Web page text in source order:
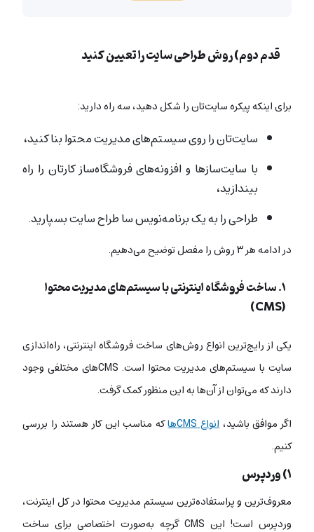
قدم دوم) روش طراحی سایت را تعیین کنید
برای اینکه پیکره سایت‌تان را شکل دهید، سه راه دارید:
سایت‌تان را روی سیستم‌های مدیریت محتوا بنا کنید،
با سایت‌سازها و افزونه‌های فروشگاه‌ساز کارتان را راه
بیندازید،
طراحی را به یک برنامه‌نویس سا طراح سایت بسپارید.
در ادامه هر ۳ روش را مفصل توضیح می‌دهیم.
۱. ساخت فروشگاه اینترنتی با سیستم‌های مدیریت محتوا
(CMS)
یکی از رایج‌ترین انواع روش‌های ساخت فروشگاه اینترنتی، راه‌اندازی
سایت با سیستم‌های مدیریت محتوا است. CMSهای مختلفی وجود
دارند که می‌توان از آن‌ها به این منظور کمک گرفت.
اگر موافق باشید،انواع CMSها
که مناسب این کار هستند را بررسی
کنیم.
۱)‌ وردپرس
معروف‌ترین و پراستفاده‌ترین سیستم مدیریت محتوا در کل اینترنت،
وردپرس است! این CMS گرچه به‌صورت اختصاصی برای ساخت